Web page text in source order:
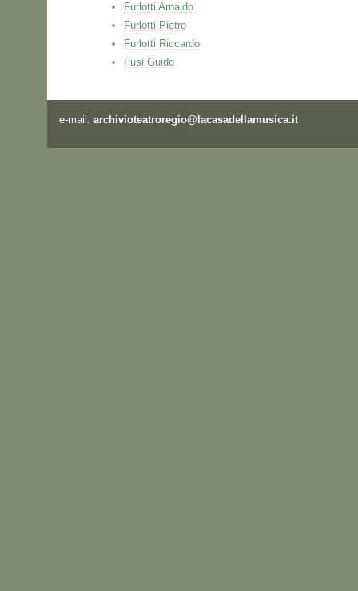
Furlotti Arnaldo
Furlotti Pietro
Furlotti Riccardo
Fusi Guido
e-mail: archivioteatroregio@lacasadellamusica.it